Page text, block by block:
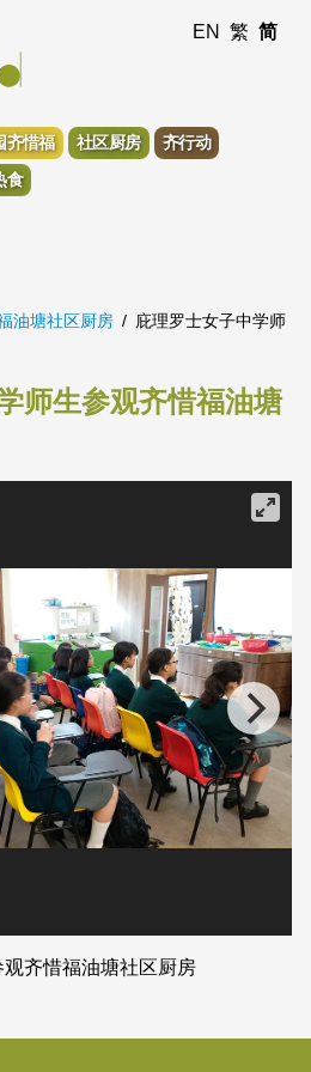
EN 繁 简
齐惜福 社区厨房
齐行动
食
油塘社区厨房
庇理罗士女子中学师
师生参观齐惜福油塘
齐惜福油塘社区厨房